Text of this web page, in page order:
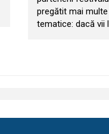
pregătit mai
tematice: dacă vii